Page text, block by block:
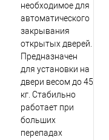
необходимое для
автоматического
закрывания
открытых дверей.
Предназначен
для установки на
двери весом до 45
кг. Стабильно
работает при
больших
перепадах